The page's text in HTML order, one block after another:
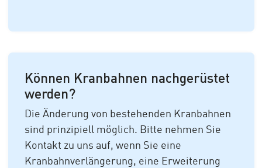
Können Kranbahnen nachgerüstet
werden?
Die Änderung von bestehenden Kranbahnen
sind prinzipiell möglich. Bitte nehmen Sie
Kontakt zu uns auf, wenn Sie eine
Kranbahnverlängerung, eine Erweiterung